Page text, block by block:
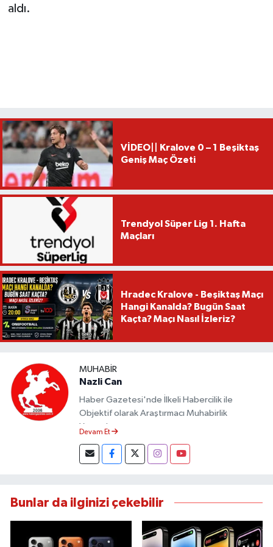
aldı.
VİDEO|| Kralove 0 – 1 Beşiktaş
Geniş Maç Özeti
Trendyol Süper Lig 1. Hafta
Maçları
Hradec Kralove - Beşiktaş Maçı
Hangi Kanalda? Bugün Saat
Kaçta? Maçı Nasıl İzleriz?
MUHABIR
Nazli Can
Haber Gazetesi'nde İlkeli Habercilik ile
Objektif olarak Araştırmacı Muhabirlik
Yapmaktayım.
Devam Et
Bunlar da ilginizi çekebilir